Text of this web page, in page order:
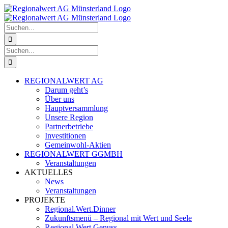
Zum
Inhalt
springen
Facebook
Instagram
Suche
nach:
Suche
nach:
REGIONALWERT AG
Darum geht’s
Über uns
Hauptversammlung
Unsere Region
Partnerbetriebe
Investitionen
Gemeinwohl-Aktien
REGIONALWERT GGMBH
Veranstaltungen
AKTUELLES
News
Veranstaltungen
PROJEKTE
Regional.Wert.Dinner
Zukunftsmenü – Regional mit Wert und Seele